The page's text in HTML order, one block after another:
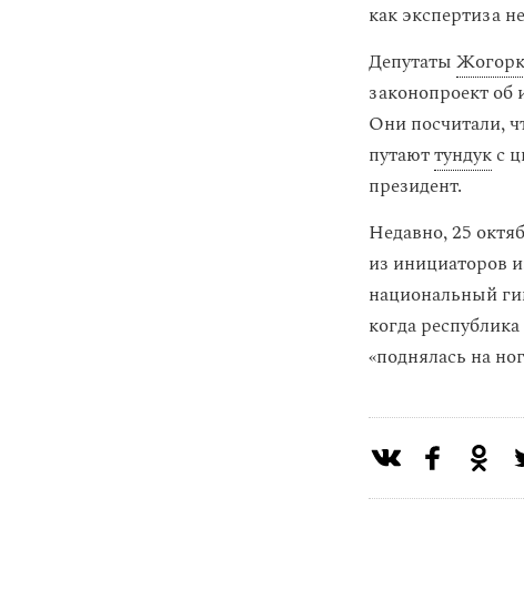
как экспертиза
Депутаты
законопроект об
Они посчитали,
путаюттундукс
президент.
Недавно, 25
из инициаторов
национальный
когда
«поднялась на